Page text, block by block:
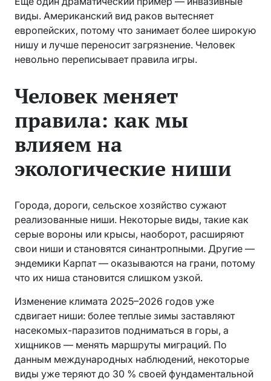
виды. Американский вид раков вытесняет
европейских, потому что занимает более широкую
нишу и лучше переносит загрязнение. Человек
невольно переписывает правила игры.
Человек меняет
правила: как мы
влияем на
экологические ниши
Города, дороги, сельское хозяйство сужают
реализованные ниши. Некоторые виды, такие как
серые вороны или крысы, наоборот, расширяют
свои ниши и становятся синантропными. Другие —
эндемики Карпат — оказываются на грани, потому
что их ниша становится слишком узкой.
Изменение климата 2025–2026 годов уже
сдвигает ниши: более теплые зимы заставляют
насекомых-паразитов подниматься в горы, а
хищников — менять маршруты миграций. По
данным международных наблюдений, некоторые
виды уже теряют до 30 % своей фундаментальной